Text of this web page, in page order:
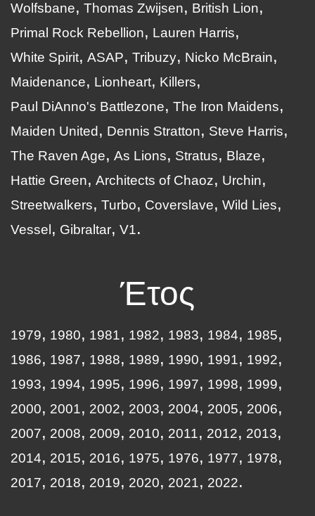
Wolfsbane
Thomas Zwijsen
British Lion
Primal Rock Rebellion
Lauren Harris
White Spirit ASAP Tribuzy
Nicko McBrain
Maidenance
Lionheart
Killers
Paul DiAnno's Battlezone
The Iron Maidens
Maiden United
Dennis Stratton
Steve Harris
The Raven Age
As Lions Stratus
Blaze
Hattie Green
Architects of Chaoz
Urchin
Streetwalkers
Turbo Coverslave
Wild Lies
Vessel
Gibraltar V1
Έτος
1979 1980 1981 1982 1983 1984
1985
1986
1987 1988 1989 1990 1991
1992
1993
1994 1995 1996 1997 1998
1999
2000
2001 2002 2003 2004 2005
2006
2007
2008 2009 2010 2011 2012
2013
2014
2015 2016 1975 1976 1977
1978
2017
2018 2019 2020 2021 2022